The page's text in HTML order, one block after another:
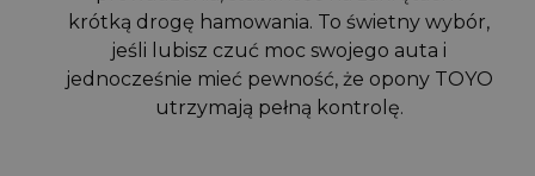
krótką drogę hamowania. To świetny wybór,
jeśli lubisz czuć moc swojego auta i
jednocześnie mieć pewność, że opony TOYO
utrzymają pełną kontrolę.